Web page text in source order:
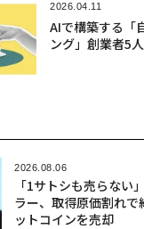
2026.04.11
AIで構築する「
ング」創業者5
2026.08.06
「1サトシも売らない
ラー、取得原価割れで
ットコインを売却